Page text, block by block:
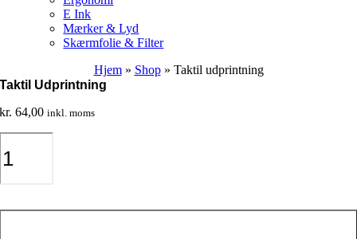
E Ink
Mærker & Lyd
Skærmfolie & Filter
Hjem» Shop» Taktil udprintning
Taktil Udprintning
kr. 64,00 inkl. moms